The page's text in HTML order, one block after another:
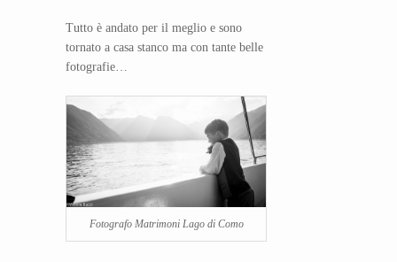
Tutto è andato per il meglio e sono
tornato a casa stanco ma con tante belle
fotografie…
Fotografo Matrimoni Lago di Como